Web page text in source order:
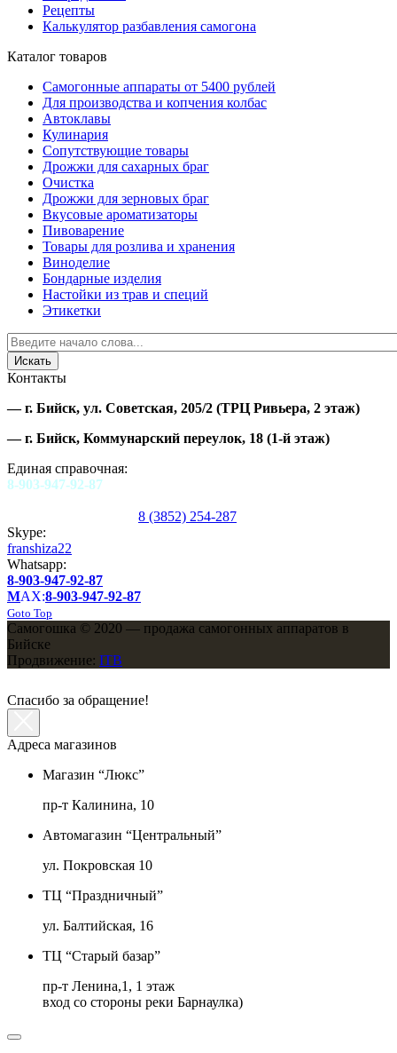
Рецепты
Калькулятор разбавления самогона
Каталог товаров
Самогонные аппараты от 5400 рублей
Для производства и копчения колбас
Автоклавы
Кулинария
Сопутствующие товары
Дрожжи для сахарных браг
Очистка
Дрожжи для зерновых браг
Вкусовые ароматизаторы
Пивоварение
Товары для розлива и хранения
Виноделие
Бондарные изделия
Настойки из трав и специй
Этикетки
Контакты
—г. Бийск, ул. Советская, 205/2 (ТРЦ Ривьера, 2 этаж)
—г. Бийск, Коммунарский переулок, 18 (1-й этаж)
Единая справочная:
8-903-947-92-87
8 (3852) 254-287
Skype:
franshiza22
Whatsapp:
8-903-947-92-87
MAX:8-903-947-92-87
Goto Top
Самогошка © 2020 — продажа самогонных аппаратов в
Бийске
Продвижение: ITB
Спасибо за обращение!
Адреса магазинов
Магазин “Люкс”
пр-т Калинина, 10
Автомагазин “Центральный”
ул. Покровская 10
ТЦ “Праздничный”
ул. Балтийская, 16
ТЦ “Старый базар”
пр-т Ленина,1, 1 этаж
вход со стороны реки Барнаулка)